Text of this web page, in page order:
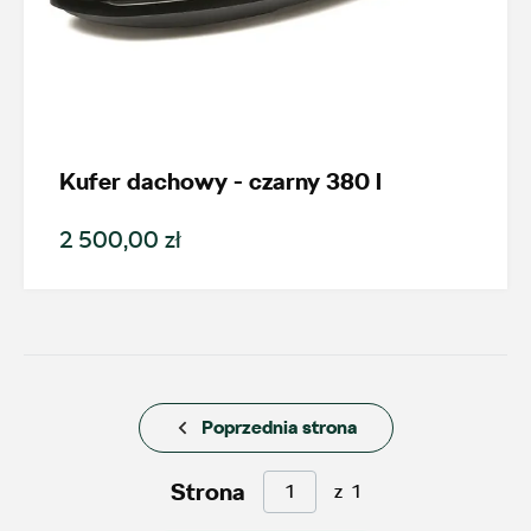
Kufer dachowy - czarny 380 l
2 500,00 zł
Poprzednia strona
Strona z 1
Wybierz dealera obsługującego
Twoje zapytanie
AMD Auto Centrum